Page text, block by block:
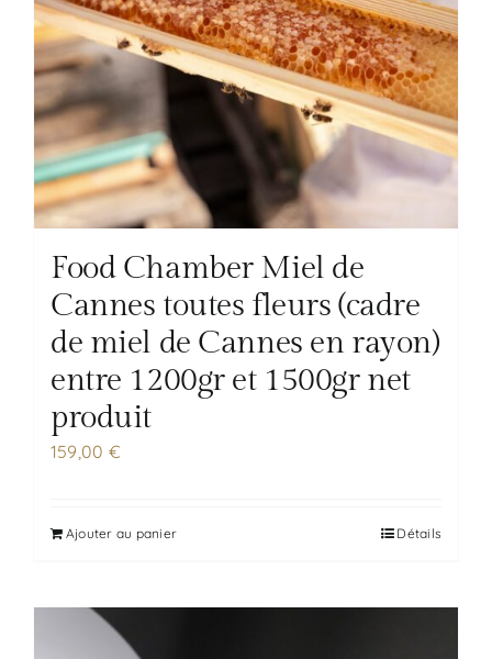
Food Chamber Miel de
Cannes toutes fleurs (cadre
de miel de Cannes en rayon)
entre 1200gr et 1500gr net
produit
159,00 €
Ajouter au panier Détails